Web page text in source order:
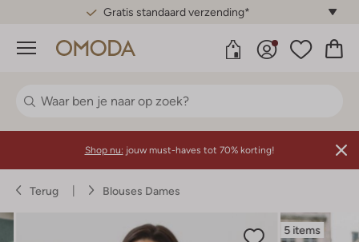
Gratis standaard verzending*
Menu
Shop nu: jouw must-haves tot 70% korting!
Terug Blouses Dames
5 items